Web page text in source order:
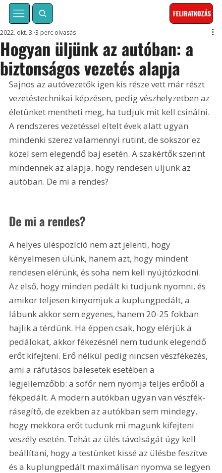
FELIRATKOZÁS
Hogyan üljünk az autóban: a
biztonságos vezetés alapja
2022. okt. 3. 3 perc olvasás
Sajnos az autóvezetők igen kis része vett már részt
vezetéstechnikai képzésen, pedig vészhelyzetben az
életünket mentheti meg, ha tudjuk mit kell csinálni.
A rendszeres vezetéssel eltelt évek alatt ugyan
mindenki szerez valamennyi rutint, de sokszor ez
közel sem elegendő baj esetén. A szakértők szerint
mindennek az alapja, hogy rendesen üljünk az
autóban. De mi a rendes?
De mi a rendes?
A helyes üléspozíció nem azt jelenti, hogy
kényelmesen ülünk, hanem azt, hogy mindent
rendesen elérünk, és soha nem kell nyújtózkodni.
Az első, hogy minden pedált ki tudjunk nyomni, és
amikor teljesen kinyomjuk a kuplungpedált, a
lábunk akkor sem egyenes, hanem 20-25 fokban
hajlik a térdünk. Ha éppen csak, hogy elérjük a
pedálokat, akkor fékezésnél nem tudunk elegendő
erőt kifejteni. Erő nélkül pedig nincsen vészfékezés,
ami a ráfutásos balesetek esetében a
legjellemzőbb: a sofőr nem nyomja teljes erőből a
fékpedált. A modern autókban ugyan van vészfék-
rásegítő, de ezekben az autókban sem mindegy,
hogy mekkora erőt tudunk mi magunk kifejteni
veszély esetén. Tehát az ülés távolságát úgy kell
beállítani, hogy a testünket kissé az ülésbe feszítve
és a kuplungpedált maximálisan nyomva se legyen